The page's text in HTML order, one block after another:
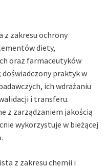
z zakresu ochrony
diety,
oraz farmaceutyków
praktyk w
ich wdrażaniu
i transferu.
z zarządzaniem jakością
wykorzystuje w bieżącej
z zakresu chemii i